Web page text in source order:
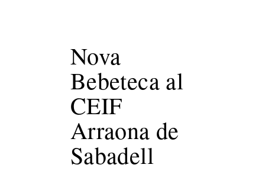
Nova
Bebeteca al
CEIF
Arraona de
Sabadell